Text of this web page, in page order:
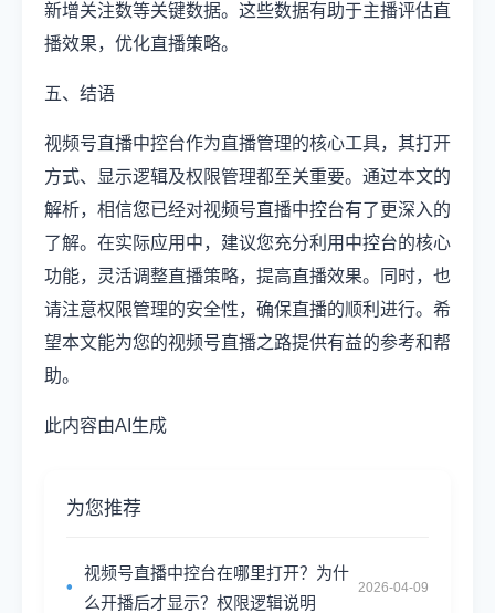
新增关注数等关键数据。这些数据有助于主播评估直
播效果，优化直播策略。
五、结语
视频号直播中控台作为直播管理的核心工具，其打开
方式、显示逻辑及权限管理都至关重要。通过本文的
解析，相信您已经对视频号直播中控台有了更深入的
了解。在实际应用中，建议您充分利用中控台的核心
功能，灵活调整直播策略，提高直播效果。同时，也
请注意权限管理的安全性，确保直播的顺利进行。希
望本文能为您的视频号直播之路提供有益的参考和帮
助。
此内容由AI生成
为您推荐
视频号直播中控台在哪里打开？为什
么开播后才显示？权限逻辑说明
2026-04-09